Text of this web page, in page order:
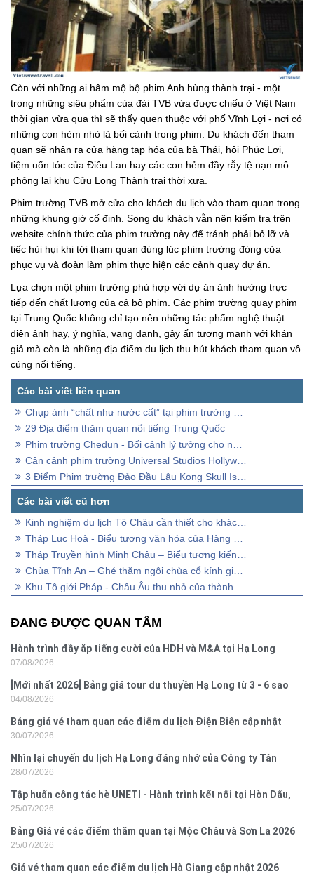
Còn với những ai hâm mộ bộ phim Anh hùng thành trại - một
trong những siêu phẩm của đài TVB vừa được chiếu ở Việt Nam
thời gian vừa qua thì sẽ thấy quen thuộc với phố Vĩnh Lợi - nơi có
những con hẻm nhỏ là bối cảnh trong phim. Du khách đến tham
quan sẽ nhận ra cửa hàng tạp hóa của bà Thái, hội Phúc Lợi,
tiệm uốn tóc của Điêu Lan hay các con hẻm đầy rẫy tệ nạn mô
phỏng lại khu Cửu Long Thành trại thời xưa.
Phim trường TVB mở cửa cho khách du lịch vào tham quan trong
những khung giờ cố định. Song du khách vẫn nên kiểm tra trên
website chính thức của phim trường này để tránh phải bỏ lỡ và
tiếc hùi hụi khi tới tham quan đúng lúc phim trường đóng cửa
phục vụ và đoàn làm phim thực hiện các cảnh quay dự án.
Lựa chọn một phim trường phù hợp với dự án ảnh hưởng trực
tiếp đến chất lượng của cả bộ phim. Các phim trường quay phim
tại Trung Quốc không chỉ tạo nên những tác phẩm nghệ thuật
điện ảnh hay, ý nghĩa, vang danh, gây ấn tượng mạnh với khán
giả mà còn là những địa điểm du lịch thu hút khách tham quan vô
cùng nổi tiếng.
Chụp ảnh “chất như nước cất” tại phim trường cổ trang ở Đà Lạt
29 Địa điểm thăm quan nổi tiếng Trung Quốc
Phim trường Chedun - Bối cảnh lý tưởng cho những bộ phim đỉnh cao
Cận cảnh phim trường Universal Studios Hollywood ở Los Angeles
3 Điểm Phim trường Đảo Đầu Lâu Kong Skull Island
Kinh nghiệm du lịch Tô Châu cần thiết cho khách đi lần đầu
Tháp Lục Hoà - Biểu tượng văn hóa của Hàng Châu, Trung Quốc
Tháp Truyền hình Minh Châu – Biểu tượng kiến trúc của Thượng Hải
Chùa Tĩnh An – Ghé thăm ngôi chùa cổ kính giữa lòng Thượng Hải
Khu Tô giới Pháp - Châu Âu thu nhỏ của thành phố Thượng Hải
ĐANG ĐƯỢC QUAN TÂM
Hành trình đầy ắp tiếng cười của HDH và M&A tại Hạ Long
07/08/2026
[Mới nhất 2026] Bảng giá tour du thuyền Hạ Long từ 3 - 6 sao
04/08/2026
Bảng giá vé tham quan các điểm du lịch Điện Biên cập nhật
2026
30/07/2026
Nhìn lại chuyến du lịch Hạ Long đáng nhớ của Công ty Tân
Hưng 2026
28/07/2026
Tập huấn công tác hè UNETI - Hành trình kết nối tại Hòn Dấu,
Đồ Sơn
25/07/2026
Bảng Giá vé các điểm thăm quan tại Mộc Châu và Sơn La 2026
25/07/2026
Giá vé tham quan các điểm du lịch Hà Giang cập nhật 2026